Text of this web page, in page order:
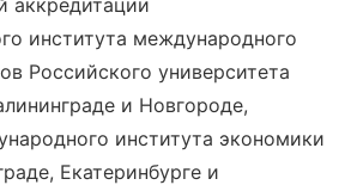
аккредитации
института международного
Российского университета
и Новгороде,
института экономики
Екатеринбурге и